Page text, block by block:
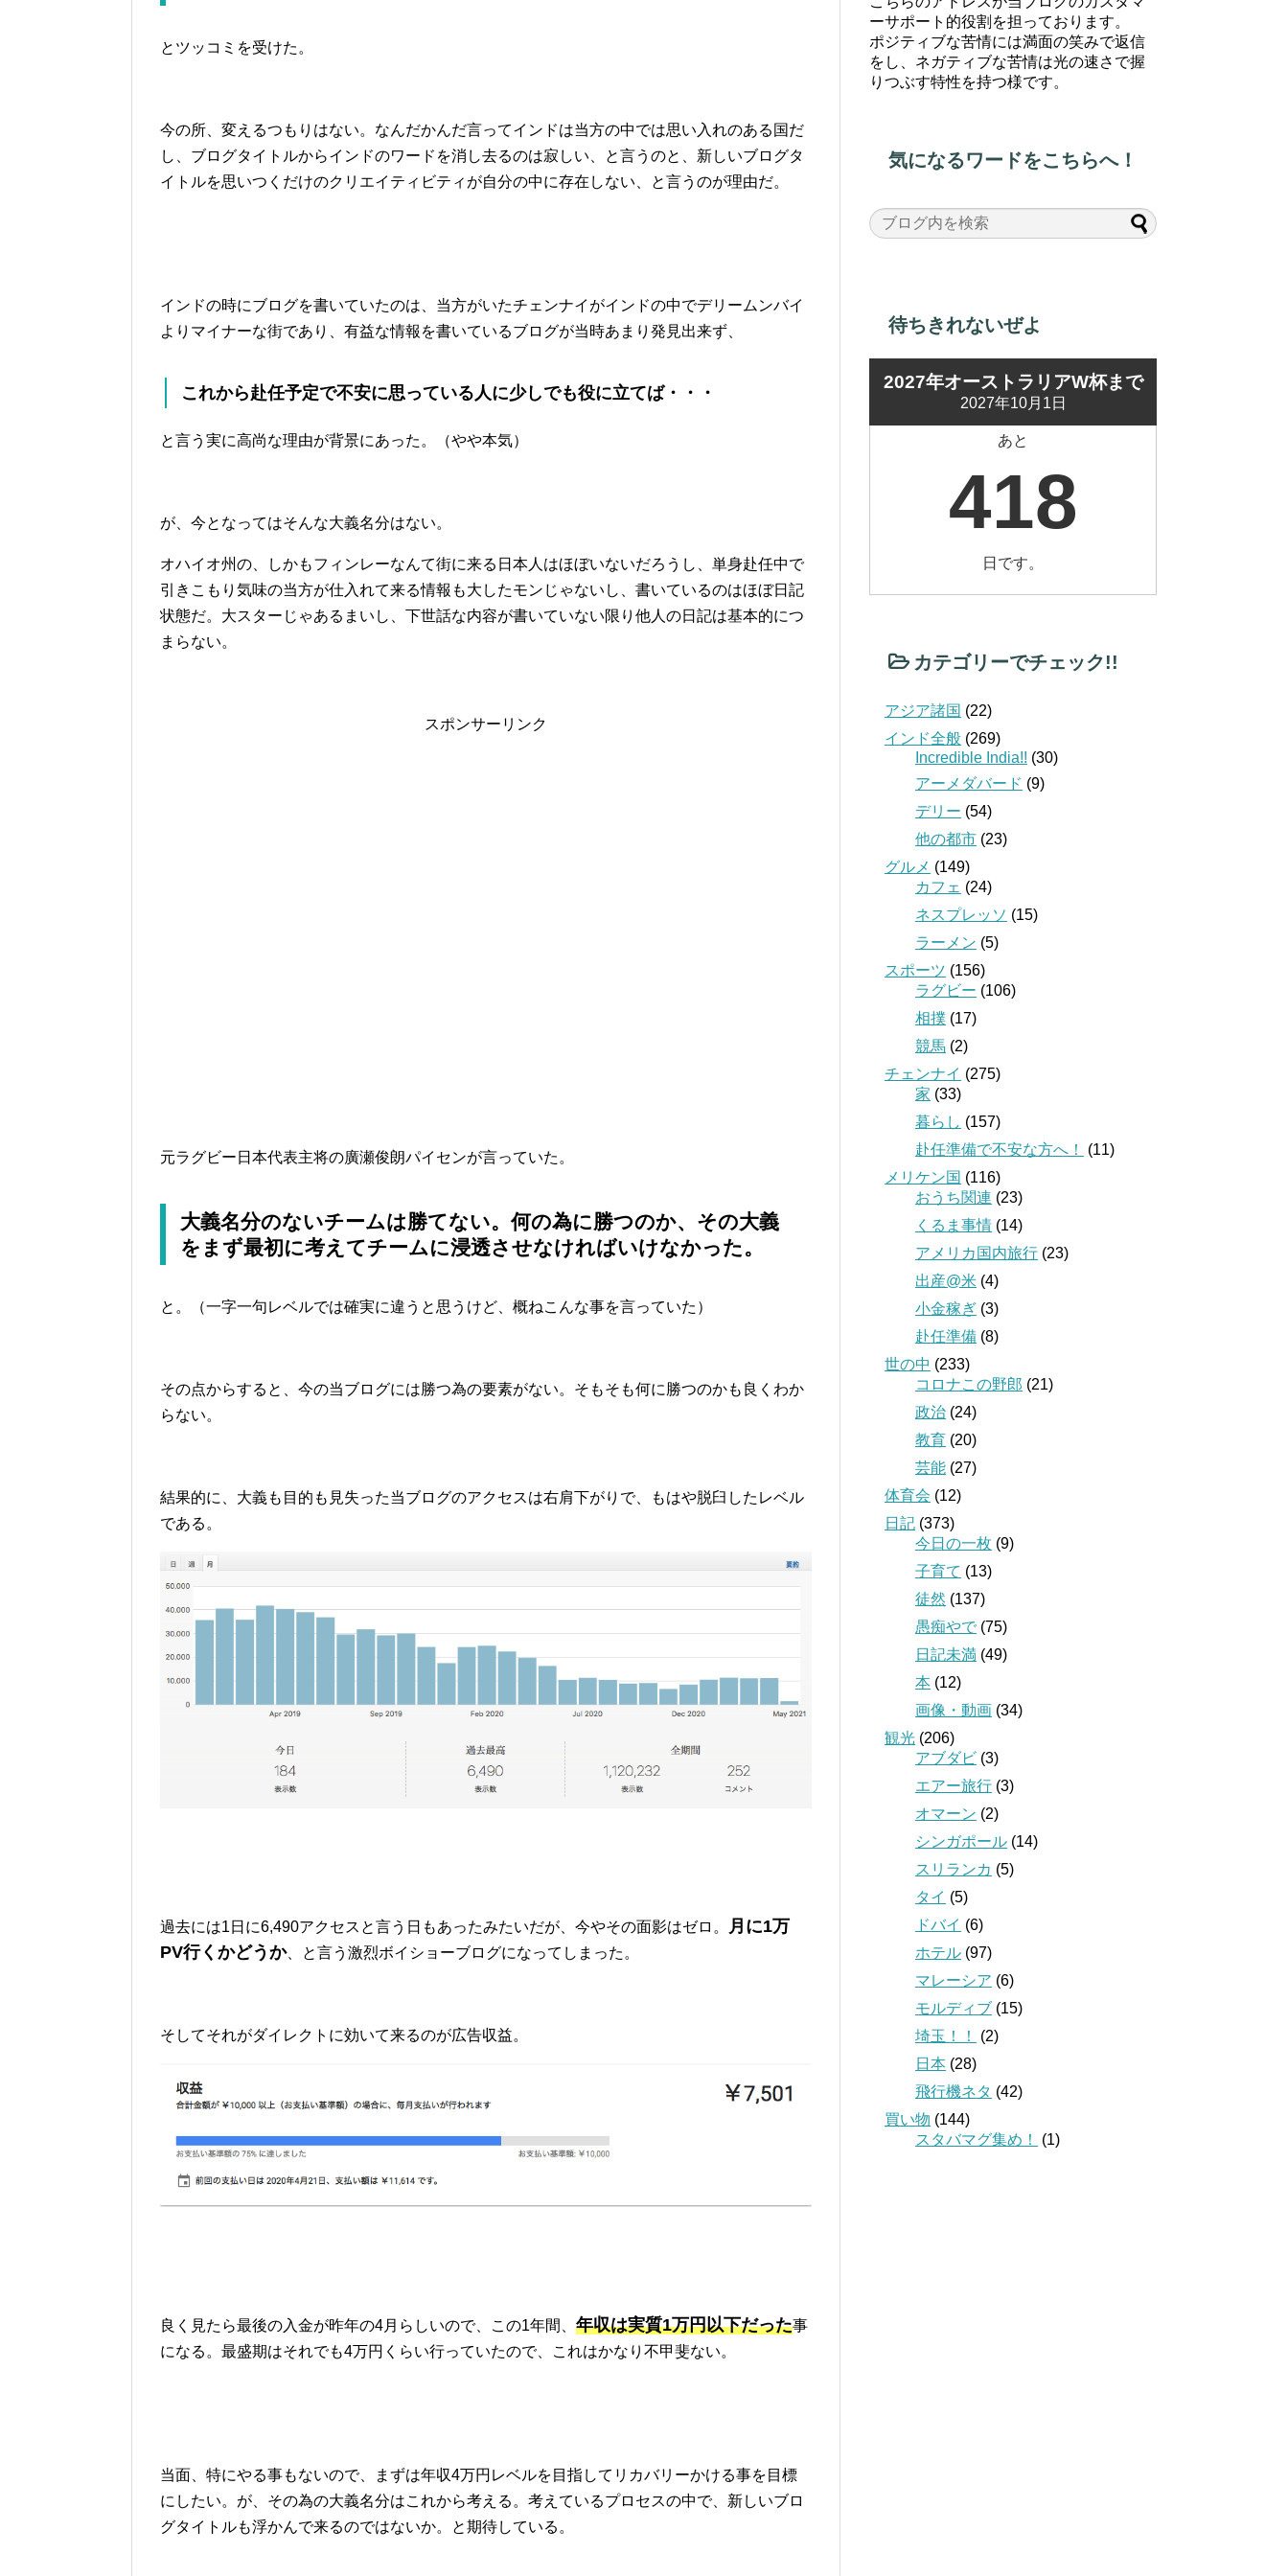
とツッコミを受けた。
今の所、変えるつもりはない。なんだかんだ言ってインドは当方の中では思い入れのある国だ
し、ブログタイトルからインドのワードを消し去るのは寂しい、と言うのと、新しいブログタ
イトルを思いつくだけのクリエイティビティが自分の中に存在しない、と言うのが理由だ。
インドの時にブログを書いていたのは、当方がいたチェンナイがインドの中でデリームンバイ
よりマイナーな街であり、有益な情報を書いているブログが当時あまり発見出来ず、
これから赴任予定で不安に思っている人に少しでも役に立てば・・・
と言う実に高尚な理由が背景にあった。（やや本気）
が、今となってはそんな大義名分はない。
オハイオ州の、しかもフィンレーなんて街に来る日本人はほぼいないだろうし、単身赴任中で
引きこもり気味の当方が仕入れて来る情報も大したモンじゃないし、書いているのはほぼ日記
状態だ。大スターじゃあるまいし、下世話な内容が書いていない限り他人の日記は基本的につ
まらない。
スポンサーリンク
元ラグビー日本代表主将の廣瀬俊朗パイセンが言っていた。
大義名分のないチームは勝てない。何の為に勝つのか、その大義
をまず最初に考えてチームに浸透させなければいけなかった。
と。（一字一句レベルでは確実に違うと思うけど、概ねこんな事を言っていた）
その点からすると、今の当ブログには勝つ為の要素がない。そもそも何に勝つのかも良くわか
らない。
結果的に、大義も目的も見失った当ブログのアクセスは右肩下がりで、もはや脱臼したレベル
である。
過去には1日に6,490アクセスと言う日もあったみたいだが、今やその面影はゼロ。
月に1万
PV行くかどうか、と言う激烈ボイショーブログになってしまった。
そしてそれがダイレクトに効いて来るのが広告収益。
良く見たら最後の入金が昨年の4月らしいので、この1年間、 年収は実質1万円以下だった事
になる。最盛期はそれでも4万円くらい行っていたので、これはかなり不甲斐ない。
当面、特にやる事もないので、まずは年収4万円レベルを目指してリカバリーかける事を目標
にしたい。が、その為の大義名分はこれから考える。考えているプロセスの中で、新しいブロ
グタイトルも浮かんで来るのではないか。と期待している。
ーサポート的役割を担っております。
ポジティブな苦情には満面の笑みで返信
をし、ネガティブな苦情は光の速さで握
りつぶす特性を持つ様です。
気になるワードをこちらへ！
待ちきれないぜよ
2027年オーストラリアW杯まで
2027年10月1日
あと
418
日です。
カテゴリーでチェック!!
アジア諸国 (22)
インド全般 (269)
Incredible India!! (30)
アーメダバード (9)
デリー (54)
他の都市 (23)
グルメ (149)
カフェ (24)
ネスプレッソ (15)
ラーメン (5)
スポーツ (156)
ラグビー (106)
相撲 (17)
競馬 (2)
チェンナイ (275)
家 (33)
暮らし (157)
赴任準備で不安な方へ！
(11)
メリケン国 (116)
おうち関連 (23)
くるま事情 (14)
アメリカ国内旅行 (23)
出産@米 (4)
小金稼ぎ (3)
赴任準備 (8)
世の中 (233)
コロナこの野郎 (21)
政治 (24)
教育 (20)
芸能 (27)
体育会 (12)
日記 (373)
今日の一枚 (9)
子育て (13)
徒然 (137)
愚痴やで (75)
日記未満 (49)
本 (12)
画像・動画 (34)
観光 (206)
アブダビ (3)
エアー旅行 (3)
オマーン (2)
シンガポール (14)
スリランカ (5)
タイ (5)
ドバイ (6)
ホテル (97)
マレーシア (6)
モルディブ (15)
埼玉！！
(2)
日本 (28)
飛行機ネタ (42)
買い物 (144)
スタバマグ集め！
(1)